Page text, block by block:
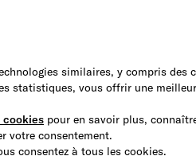
similaires, y compris des
statistiques, vous offrir une
cookies pour en savoir plus,
votre consentement.
consentez à tous les cookies.